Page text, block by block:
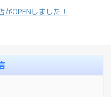
がOPENしました！